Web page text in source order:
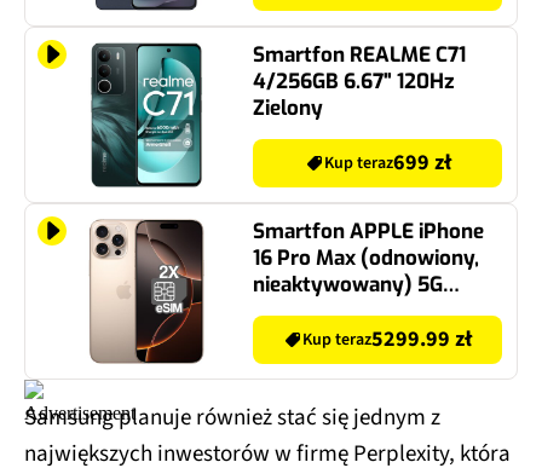
Smartfon REALME C71
4/256GB 6.67" 120Hz
Zielony
Kup teraz699 zł
Smartfon APPLE iPhone
16 Pro Max (odnowiony,
nieaktywowany) 5G
pustynny (CPO) 2x eSIM
Kup teraz5299.99 zł
Samsung planuje również stać się jednym z
największych inwestorów w firmę Perplexity, która